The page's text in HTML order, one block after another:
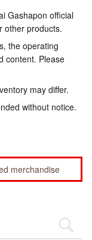
Gashapon official
other products.
the operating
content. Please
may differ.
without notice.
merchandise